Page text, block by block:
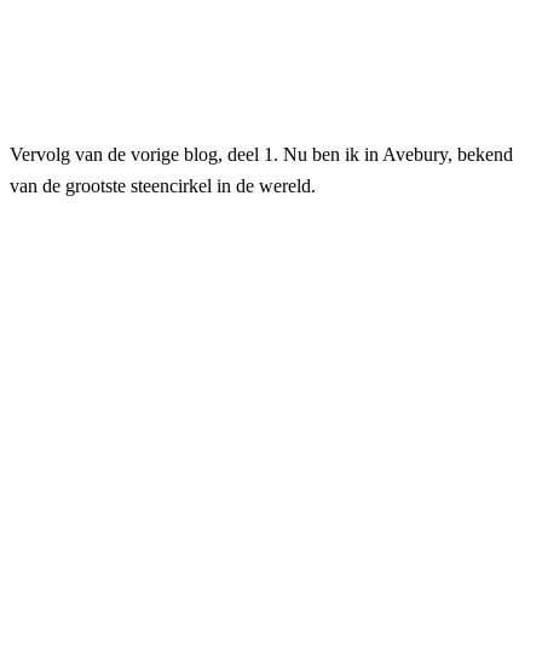
Vervolg van de vorige blog, deel 1. Nu ben ik in Avebury, bekend
van de grootste steencirkel in de wereld.